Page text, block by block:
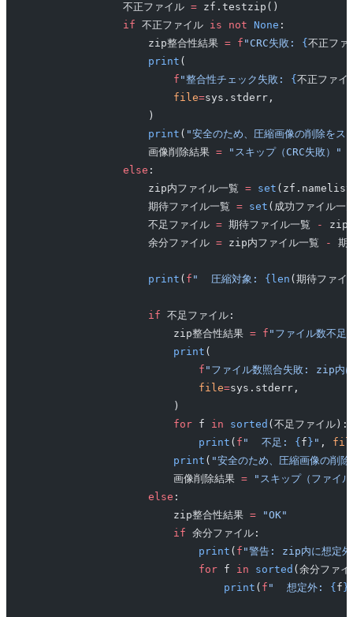
                不正ファイル
= zf.testzip()
                if
不正ファイル is not None :
                    zip整合性結果
= f "CRC失敗: { 不正ファ
                    print
(
                        f
"整合性チェック失敗: { 不正ファイ
                        file
=sys.stderr,
                    )
                    print
( "安全のため、圧縮画像の削除をス
                    画像削除結果
= "スキップ（CRC失敗）"
                else
:
                    zip内ファイル一覧
= set
                    期待ファイル一覧
= set (成功ファイル一
                    不足ファイル
= 期待ファイル一覧 -
zip
                    余分ファイル
= zip内ファイル一覧 - 期
                    print
( f "  圧縮対象: {len (期待ファイ
                    if
不足ファイル:
                        zip整合性結果
= f "ファイル数不
                        print
(
                            f
"ファイル数照合失敗: zip内
                            file
=sys.stderr,
                        )
                        for
f in sorted (不足ファイル):
                            print
( f "  不足: { f } " ,
                        print
( "安全のため、圧縮画像の削
                        画像削除結果
= "スキップ（ファイ
                    else
:
                        zip整合性結果
= "OK"
                        if
余分ファイル:
                            print
( f "警告: zip内に想定
                            for
f in sorted (余分ファ
                                print
( f "  想定外: { f }